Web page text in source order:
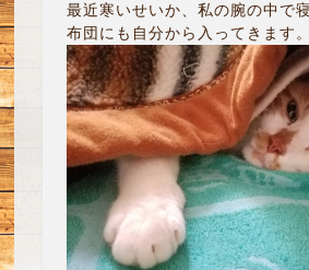
最近寒いせいか、私の腕の中で
布団にも自分から入ってきます。